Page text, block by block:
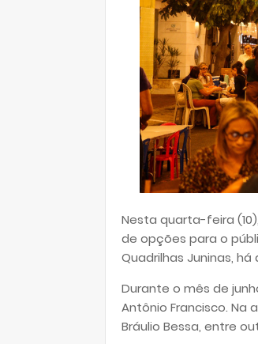
Nesta quarta-feira
de opções para o
Quadrilhas Juninas,
Durante o mês de
Antônio Francisco.
Bráulio Bessa, entre